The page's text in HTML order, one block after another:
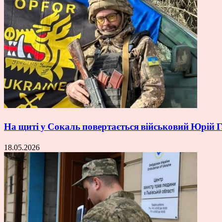
На щиті у Сокаль повертається військовий Юрій
18.05.2026